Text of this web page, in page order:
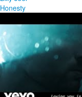
Honesty